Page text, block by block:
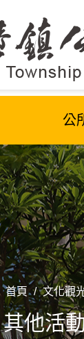
公
首頁 / 文化觀
其他活